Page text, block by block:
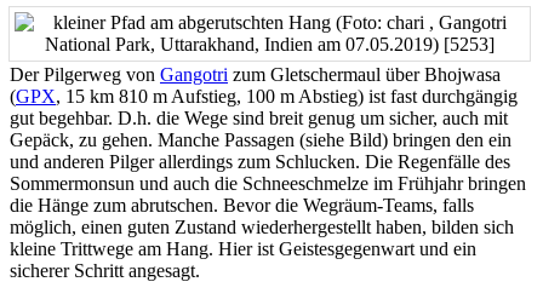
Der Pilgerweg von Gangotri zum Gletschermaul über Bhojwasa
(GPX, 15 km 810 m Aufstieg, 100 m Abstieg) ist fast durchgängig
gut begehbar. D.h. die Wege sind breit genug um sicher, auch mit
Gepäck, zu gehen. Manche Passagen (siehe Bild) bringen den ein
und anderen Pilger allerdings zum Schlucken. Die Regenfälle des
Sommermonsun und auch die Schneeschmelze im Frühjahr bringen
die Hänge zum abrutschen. Bevor die Wegräum-Teams, falls
möglich, einen guten Zustand wiederhergestellt haben, bilden sich
kleine Trittwege am Hang. Hier ist Geistesgegenwart und ein
sicherer Schritt angesagt.